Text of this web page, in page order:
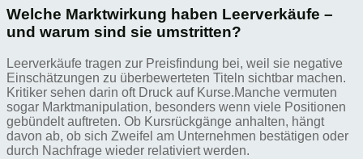
Welche Marktwirkung haben Leerverkäufe –
und warum sind sie umstritten?
Leerverkäufe tragen zur Preisfindung bei, weil sie negative
Einschätzungen zu überbewerteten Titeln sichtbar machen.
Kritiker sehen darin oft Druck auf Kurse.Manche vermuten
sogar Marktmanipulation, besonders wenn viele Positionen
gebündelt auftreten. Ob Kursrückgänge anhalten, hängt
davon ab, ob sich Zweifel am Unternehmen bestätigen oder
durch Nachfrage wieder relativiert werden.